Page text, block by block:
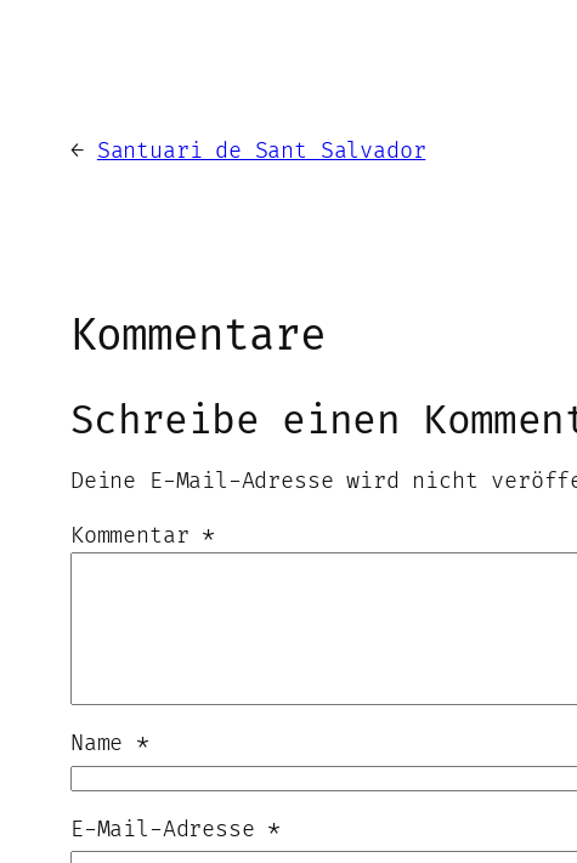
← Santuari de Sant Salvador
Kommentare
Schreibe einen
Deine E-Mail-Adresse wird nicht
Kommentar *
Name *
E-Mail-Adresse *